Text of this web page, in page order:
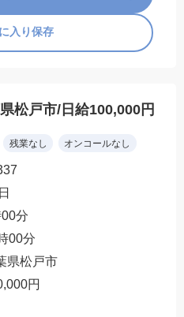
入り保存
松戸市/日給100,000円
残業なし オンコールなし
分
00分
県松戸市
円